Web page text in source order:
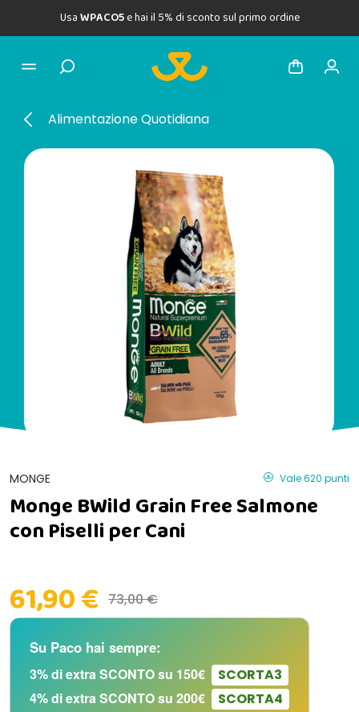
UsaWPACO5e hai il 5% di sconto sul primo ordine
Alimentazione Quotidiana
MONGE Vale 620 punti
Monge BWild Grain Free Salmone
con Piselli per Cani
61,90 € 73,00 €
Su Paco hai sempre:
3% di extra SCONTO su 150€
SCORTA3
4% di extra SCONTO su 200€
SCORTA4